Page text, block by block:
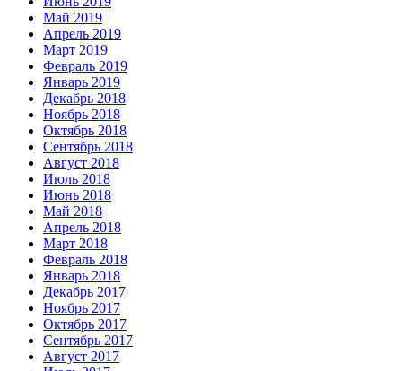
Май 2019
Апрель 2019
Март 2019
Февраль 2019
Январь 2019
Декабрь 2018
Ноябрь 2018
Октябрь 2018
Сентябрь 2018
Август 2018
Июль 2018
Июнь 2018
Май 2018
Апрель 2018
Март 2018
Февраль 2018
Январь 2018
Декабрь 2017
Ноябрь 2017
Октябрь 2017
Сентябрь 2017
Август 2017